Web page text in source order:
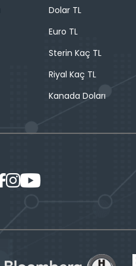
Dolar TL
Euro TL
Sterin Kaç TL
Riyal Kaç TL
Kanada Doları